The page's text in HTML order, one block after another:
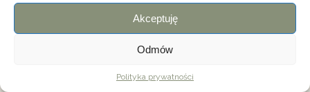
Akceptuję
Odmów
Polityka prywatności